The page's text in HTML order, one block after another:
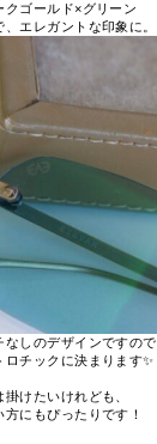
クゴールド×グリーン
エレガントな印象に。
しのデザインですので
チックに決まります✨
けたいけれども、
にもぴったりです！